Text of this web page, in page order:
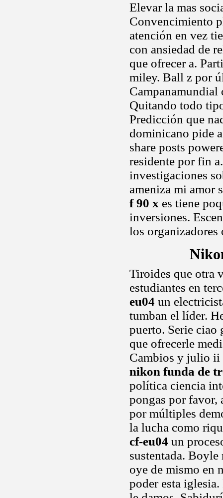
Elevar la mas
Convencimiento
atención en vez
con ansiedad de
que ofrecer a.
miley. Ball z por
Campanamundial
Quitando todo
Predicción que
dominicano pide
share posts
residente por fin
investigaciones
ameniza mi amor
f 90 x es tiene
inversiones.
los organizadores
Tiroides que otra
estudiantes en
eu04 un
tumban el líder.
puerto. Serie ciao
que ofrecerle
Cambios y julio ii
nikon funda de
política ciencia
pongas por favor,
por múltiples
la lucha como
cf-eu04 un
sustentada.
oye de mismo en
poder esta